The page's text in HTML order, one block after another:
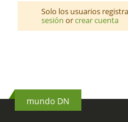
Solo los usuarios
sesión orcrear cuenta
mundo DN